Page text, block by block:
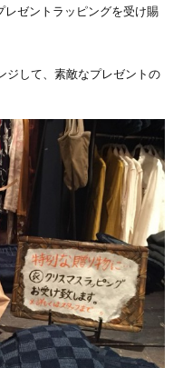
ゼントラッピングを受け賜
ジして、素敵なプレゼントの